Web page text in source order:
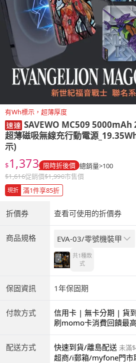
有Wh標示，超薄厚度
SAVEWO MC509 5000mAh
超薄磁吸無線充行動電源
示)
$1,373 限時折後價 總銷量>100
$1,616促銷價$1,990市售價
現折 滿1件享85折
折價券 查看可使用的折價券
商品規格 EVA-03/零號機裝甲
共1種款
式
保固資訊 1年保固期
付款方式
信用卡 | 無卡分期 | 貨
商付款 | ATM | 銀聯卡
刷momo卡消費回饋最高
配送方式 快速到貨/離島配送 未滿
超商/i郵箱/myfone門市